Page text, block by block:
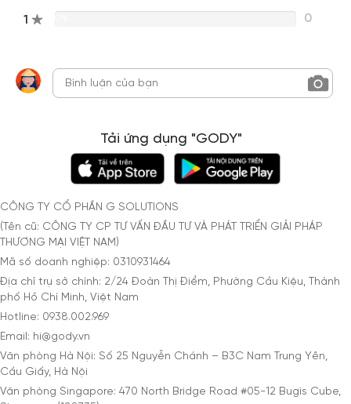
1 0
Tải ứng dụng "GODY"
CÔNG TY CỔ PHẦN G SOLUTIONS
(Tên cũ: CÔNG TY CP TƯ VẤN ĐẦU TƯ VÀ PHÁT TRIỂN GIẢI PHÁP
THƯƠNG MẠI VIỆT NAM)
Mã số doanh nghiệp: 0310931464
Địa chỉ trụ sở chính: 2/24 Đoàn Thị Điểm, Phường Cầu Kiệu, Thành
phố Hồ Chí Minh, Việt Nam
Hotline: 0938.002.969
Email: hi@gody.vn
Văn phòng Hà Nội: Số 25 Nguyễn Chánh – B3C Nam Trung Yên,
Cầu Giấy, Hà Nội
Văn phòng Singapore: 470 North Bridge Road #05-12 Bugis Cube,